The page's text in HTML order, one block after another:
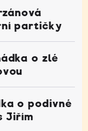
partičky
o zlé
o podivné
Jiřím